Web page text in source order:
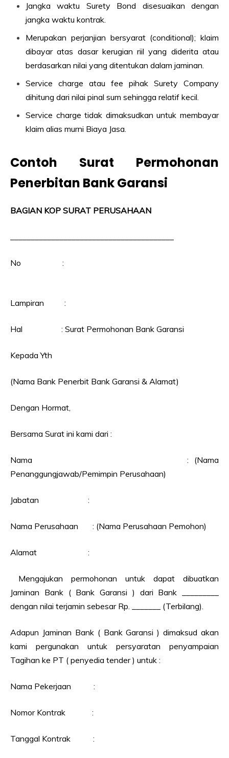
Jangka waktu Surety Bond disesuaikan dengan
jangka waktu kontrak.
Merupakan perjanjian bersyarat (conditional); klaim
dibayar atas dasar kerugian riil yang diderita atau
berdasarkan nilai yang ditentukan dalam jaminan.
Service charge atau fee pihak Surety Company
dihitung dari nilai pinal sum sehingga relatif kecil.
Service charge tidak dimaksudkan untuk membayar
klaim alias murni Biaya Jasa.
Contoh Surat Permohonan
Penerbitan Bank Garansi
BAGIAN KOP SURAT PERUSAHAAN
No :
Lampiran :
Hal : Surat Permohonan Bank Garansi
Kepada Yth
(Nama Bank Penerbit Bank Garansi & Alamat)
Dengan Hormat,
Bersama Surat ini kami dari :
Nama : (Nama
Penanggungjawab/Pemimpin Perusahaan)
Jabatan :
Nama Perusahaan : (Nama Perusahaan Pemohon)
Alamat :
Mengajukan permohonan untuk dapat dibuatkan
Jaminan Bank ( Bank Garansi ) dari Bank _________
dengan nilai terjamin sebesar Rp. _______ (Terbilang).
Adapun Jaminan Bank ( Bank Garansi ) dimaksud akan
kami pergunakan untuk persyaratan penyampaian
Tagihan ke PT ( penyedia tender ) untuk :
Nama Pekerjaan :
Nomor Kontrak :
Tanggal Kontrak :